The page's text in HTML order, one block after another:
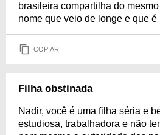
brasileira compartilha do
nome que veio de longe e que
COPIAR
Filha obstinada
Nadir, você é uma filha séria e
estudiosa, trabalhadora e não